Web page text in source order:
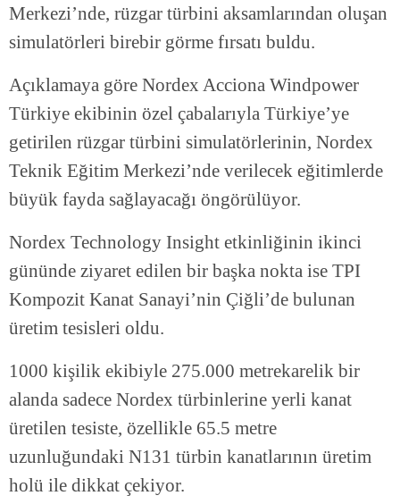
Merkezi’nde, rüzgar türbini aksamlarından oluşan
simulatörleri birebir görme fırsatı buldu.
Açıklamaya göre Nordex Acciona Windpower
Türkiye ekibinin özel çabalarıyla Türkiye’ye
getirilen rüzgar türbini simulatörlerinin, Nordex
Teknik Eğitim Merkezi’nde verilecek eğitimlerde
büyük fayda sağlayacağı öngörülüyor.
Nordex Technology Insight etkinliğinin ikinci
gününde ziyaret edilen bir başka nokta ise TPI
Kompozit Kanat Sanayi’nin Çiğli’de bulunan
üretim tesisleri oldu.
1000 kişilik ekibiyle 275.000 metrekarelik bir
alanda sadece Nordex türbinlerine yerli kanat
üretilen tesiste, özellikle 65.5 metre
uzunluğundaki N131 türbin kanatlarının üretim
holü ile dikkat çekiyor.